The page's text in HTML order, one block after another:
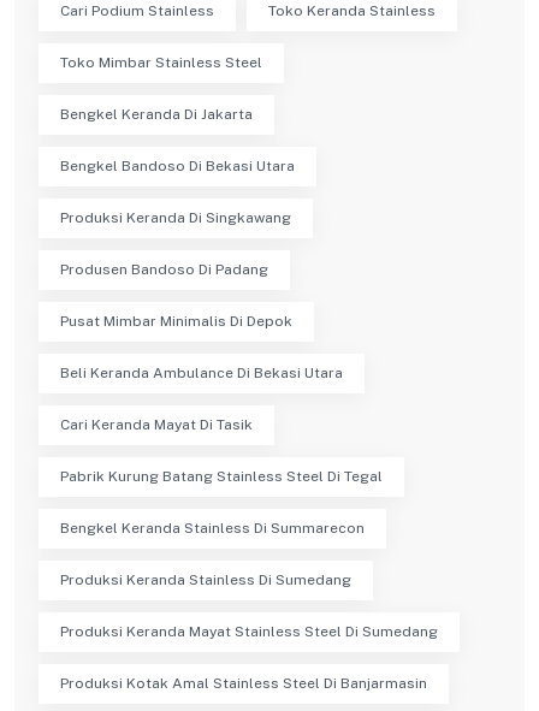
Cari Podium Stainless Toko Keranda Stainless
Toko Mimbar Stainless Steel
Bengkel Keranda Di Jakarta
Bengkel Bandoso Di Bekasi Utara
Produksi Keranda Di Singkawang
Produsen Bandoso Di Padang
Pusat Mimbar Minimalis Di Depok
Beli Keranda Ambulance Di Bekasi Utara
Cari Keranda Mayat Di Tasik
Pabrik Kurung Batang Stainless Steel Di Tegal
Bengkel Keranda Stainless Di Summarecon
Produksi Keranda Stainless Di Sumedang
Produksi Keranda Mayat Stainless Steel Di Sumedang
Produksi Kotak Amal Stainless Steel Di Banjarmasin